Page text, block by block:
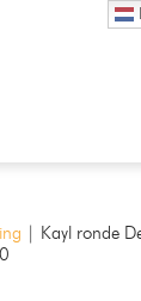
| Kayl ronde